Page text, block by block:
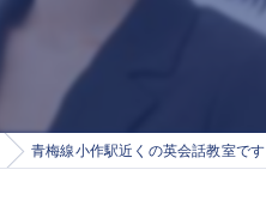
青梅線小作駅近くの英会話教室です